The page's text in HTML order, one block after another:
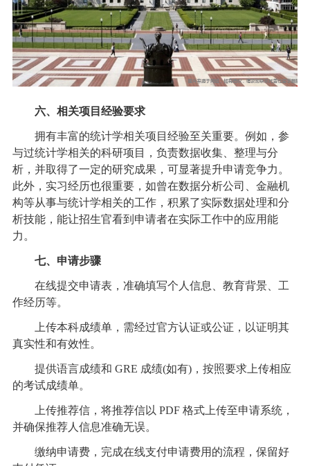
六、相关项目经验要求
拥有丰富的统计学相关项目经验至关重要。例如，参
与过统计学相关的科研项目，负责数据收集、整理与分
析，并取得了一定的研究成果，可显著提升申请竞争力。
此外，实习经历也很重要，如曾在数据分析公司、金融机
构等从事与统计学相关的工作，积累了实际数据处理和分
析技能，能让招生官看到申请者在实际工作中的应用能
力。
七、申请步骤
在线提交申请表，准确填写个人信息、教育背景、工
作经历等。
上传本科成绩单，需经过官方认证或公证，以证明其
真实性和有效性。
提供语言成绩和 GRE 成绩(如有)，按照要求上传相应
的考试成绩单。
上传推荐信，将推荐信以 PDF 格式上传至申请系统，
并确保推荐人信息准确无误。
缴纳申请费，完成在线支付申请费用的流程，保留好